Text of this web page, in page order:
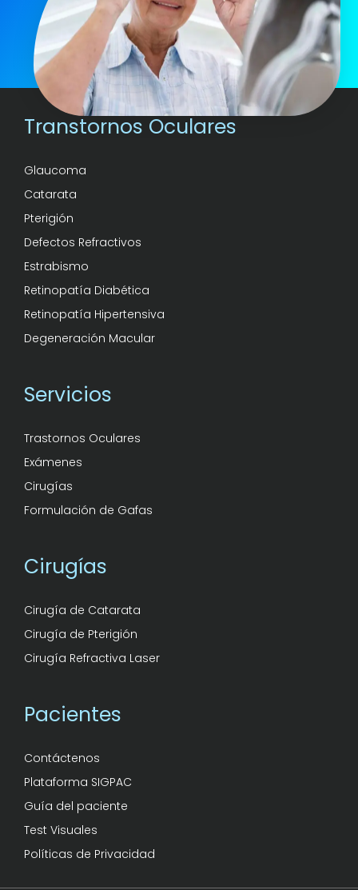
Transtornos Oculares
Glaucoma
Catarata
Pterigión
Defectos Refractivos
Estrabismo
Retinopatía Diabética
Retinopatía Hipertensiva
Degeneración Macular
Servicios
Trastornos Oculares
Exámenes
Cirugías
Formulación de Gafas
Cirugías
Cirugía de Catarata
Cirugía de Pterigión
Cirugía Refractiva Laser
Pacientes
Contáctenos
Plataforma SIGPAC
Guía del paciente
Test Visuales
Políticas de Privacidad